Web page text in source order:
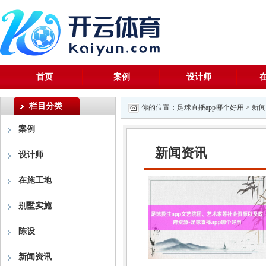
首页 案例 设计师
栏目分类
案例
设计师
在施工地
别墅实施
陈设
新闻资讯
你的位置： 足球直播app哪个好用 > 新
新闻资讯